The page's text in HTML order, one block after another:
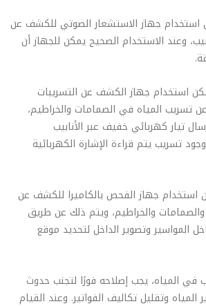
استخدام جهاز الاستشعار الصوتي للكشف عن
وعند الاستخدام الصحيح يمكن للجهاز أن
استخدام جهاز الكشف عن التسريبات
تسريب المياه في الصمامات والخراطيم،
تيار كهربائي خفيف عبر الأنابيب
تسريب يتم قراءة الإشارة الكهربائية
استخدام جهاز الفحص بالكاميرا للكشف عن
والصمامات والخراطيم، ويتم ذلك عن طريق
المواسير وتصوير الداخل لتحديد موقع
في المياه، يجب إصلاحه فورًا لتجنب حدوث
المياه وتقليل تكاليف الفواتير. وعند القيام